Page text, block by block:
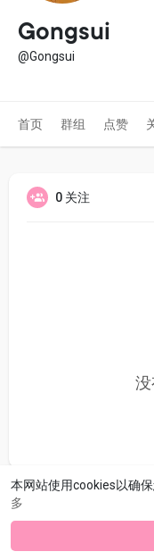
本网站使用cookies以确
多
Gongsui
@Gongsui
首页 群组 点赞
0 关注
没